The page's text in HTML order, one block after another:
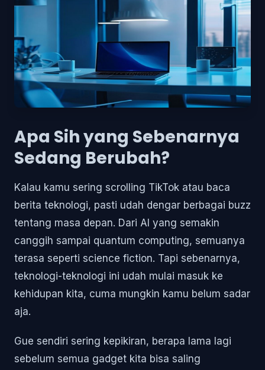
Apa Sih yang Sebenarnya
Sedang Berubah?
Kalau kamu sering scrolling TikTok atau baca
berita teknologi, pasti udah dengar berbagai buzz
tentang masa depan. Dari AI yang semakin
canggih sampai quantum computing, semuanya
terasa seperti science fiction. Tapi sebenarnya,
teknologi-teknologi ini udah mulai masuk ke
kehidupan kita, cuma mungkin kamu belum sadar
aja.
Gue sendiri sering kepikiran, berapa lama lagi
sebelum semua gadget kita bisa saling